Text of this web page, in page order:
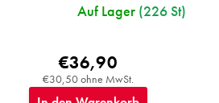
Auf Lager (226 St)
€30,50 ohne MwSt.
€36,90